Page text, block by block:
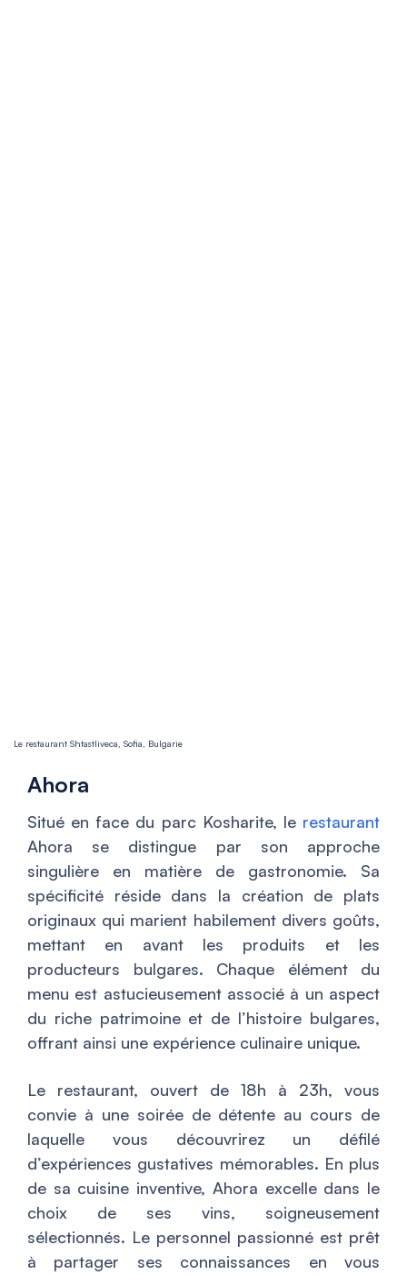
Le restaurant Shtastliveca, Sofia, Bulgarie
Ahora
Situé en face du parc Kosharite, le restaurant
Ahora se distingue par son approche
singulière en matière de gastronomie. Sa
spécificité réside dans la création de plats
originaux qui marient habilement divers goûts,
mettant en avant les produits et les
producteurs bulgares. Chaque élément du
menu est astucieusement associé à un aspect
du riche patrimoine et de l’histoire bulgares,
offrant ainsi une expérience culinaire unique.
Le restaurant, ouvert de 18h à 23h, vous
convie à une soirée de détente au cours de
laquelle vous découvrirez un défilé
d’expériences gustatives mémorables. En plus
de sa cuisine inventive, Ahora excelle dans le
choix de ses vins, soigneusement
sélectionnés. Le personnel passionné est prêt
à partager ses connaissances en vous